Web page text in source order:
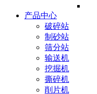
产品中心
破碎站
制砂站
筛分站
输送机
挖掘机
撕碎机
削片机